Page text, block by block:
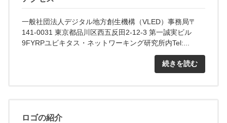
一般社団法人デジタル地方創生機構（VLED）事務局〒
141-0031 東京都品川区西五反田2-12-3 第一誠実ビル
9FYRPユビキタス・ネットワーキング研究所内Tel:...
続きを読む
ロゴの紹介